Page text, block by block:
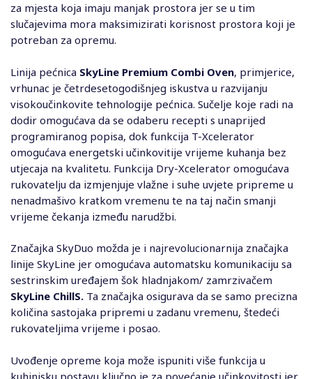
za mjesta koja imaju manjak prostora jer se u tim
slučajevima mora maksimizirati korisnost prostora koji je
potreban za opremu.
Linija pećnica SkyLine Premium Combi Oven, primjerice,
vrhunac je četrdesetogodišnjeg iskustva u razvijanju
visokoučinkovite tehnologije pećnica. Sučelje koje radi na
dodir omogućava da se odaberu recepti s unaprijed
programiranog popisa, dok funkcija T-Xcelerator
omogućava energetski učinkovitije vrijeme kuhanja bez
utjecaja na kvalitetu. Funkcija Dry-Xcelerator omogućava
rukovatelju da izmjenjuje vlažne i suhe uvjete pripreme u
nenadmašivo kratkom vremenu te na taj način smanji
vrijeme čekanja između narudžbi.
Značajka SkyDuo možda je i najrevolucionarnija značajka
linije SkyLine jer omogućava automatsku komunikaciju sa
sestrinskim uređajem šok hladnjakom/ zamrzivačem
SkyLine ChillS. Ta značajka osigurava da se samo precizna
količina sastojaka pripremi u zadanu vremenu, štedeći
rukovateljima vrijeme i posao.
Uvođenje opreme koja može ispuniti više funkcija u
kuhinjsku postavu ključno je za povećanje učinkovitosti jer